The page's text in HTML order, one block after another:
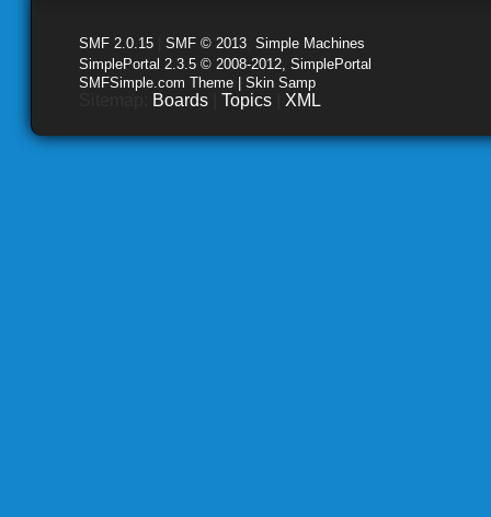
SMF 2.0.15 SMF © 2013 Simple Machines
SimplePortal 2.3.5 © 2008-2012, SimplePortal
SMFSimple.com Theme | Skin Samp
Boards Topics XML